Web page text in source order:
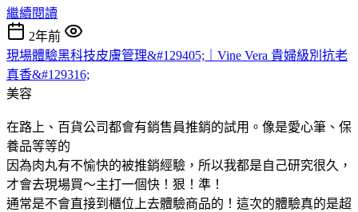
繼續閱讀
2年前
現場體驗黑科技皮膚管理&#129405;｜Vine Vera 貴婦級別抗老
真香&#129316;
美容
在路上、百貨公司都會有銷售員推銷的試用。像是愛心筆、保
養品等等的
因為肉丸有不愉快的被推銷經驗，所以我都是自己研究很久，
才會去現場買～主打一個快！狠！準！
通常是不會直接到櫃位上去體驗商品的！這次的體驗真的是超